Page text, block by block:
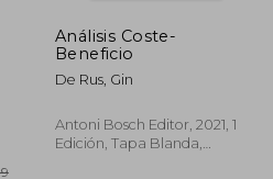
$ 26.99
Análisis Coste-
Beneficio
De Rus, Gin
Antoni Bosch Editor, 2021, 1
Edición, Tapa Blanda,